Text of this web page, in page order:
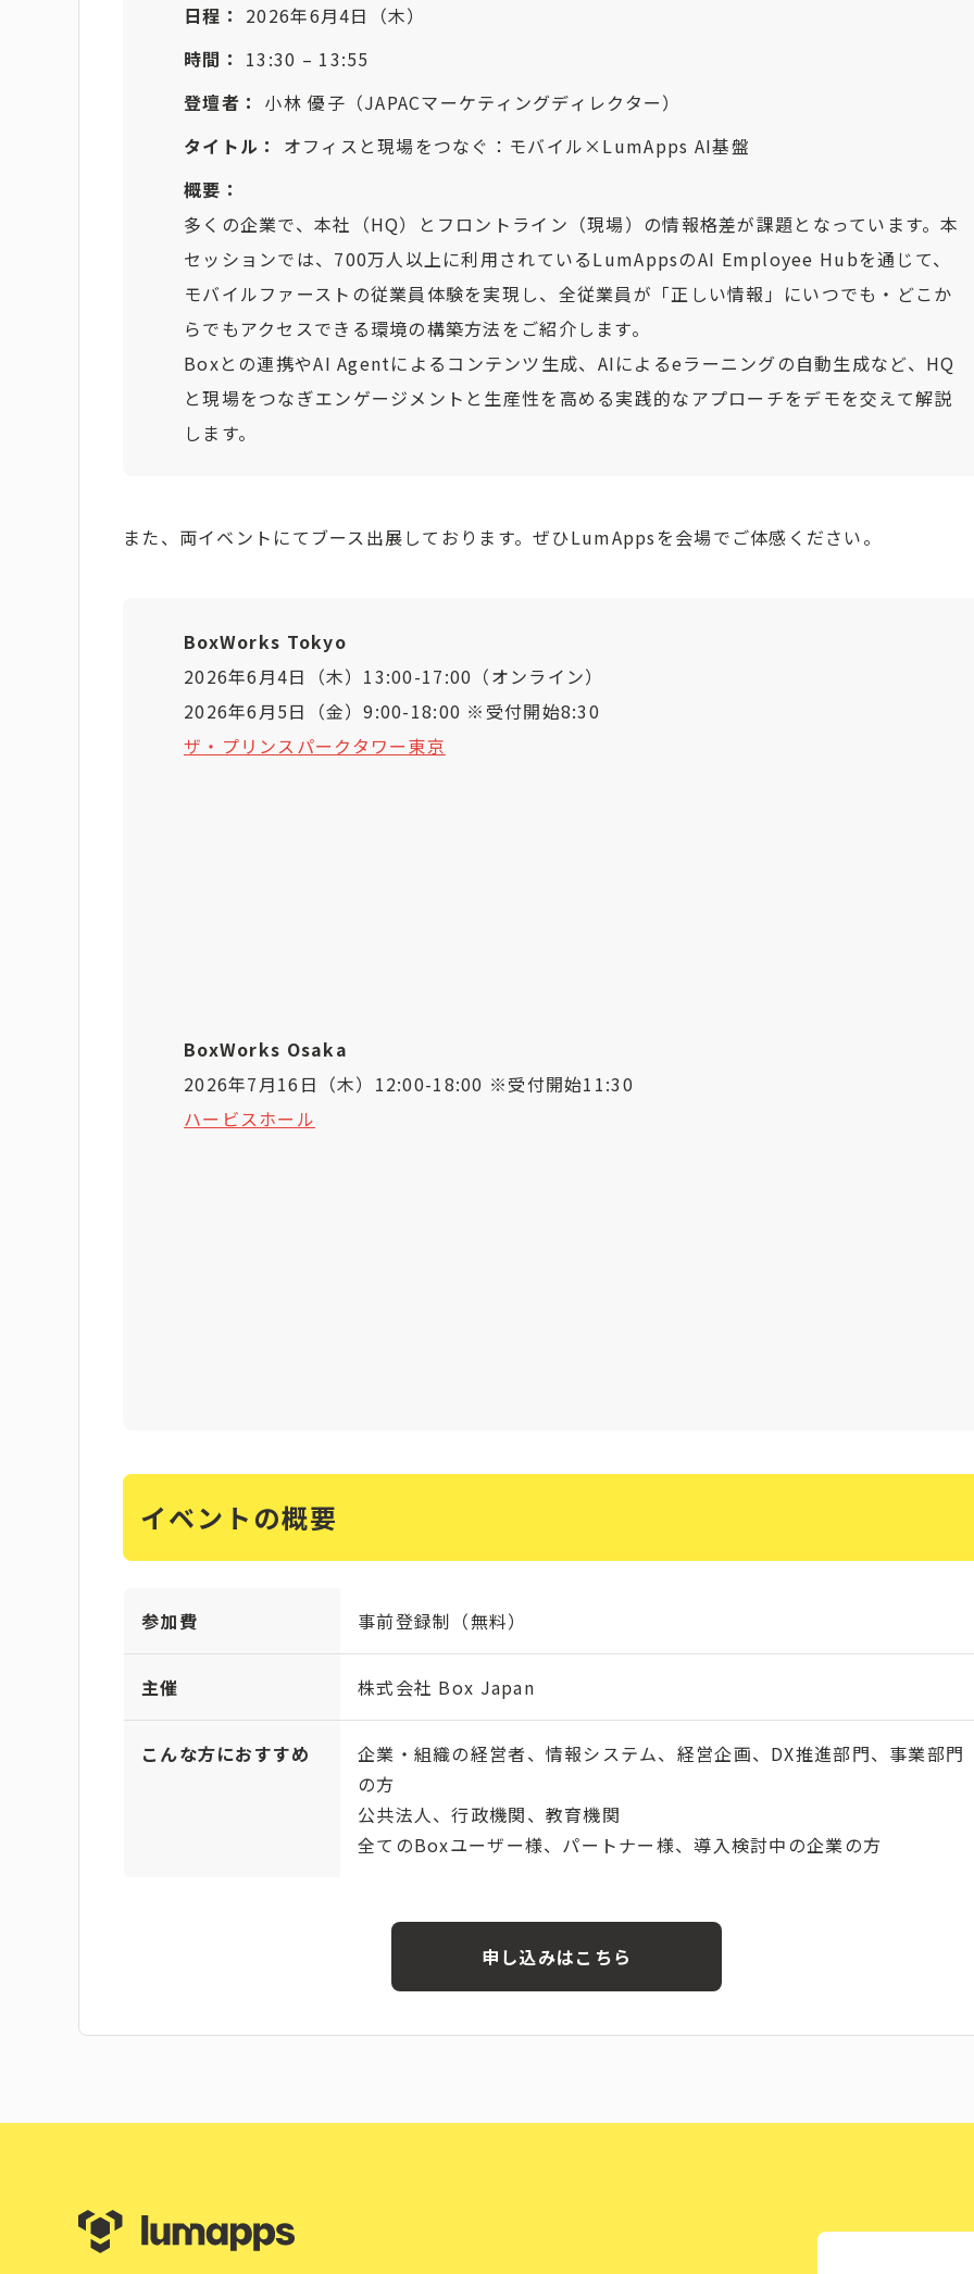
日程： 2026年6月4日（木）
時間： 13:30 – 13:55
登壇者： 小林 優子（JAPACマーケティングディレクター）
タイトル：
オフィスと現場をつなぐ：モバイル×LumApps AI基盤
概要：
多くの企業で、本社（HQ）とフロントライン（現場）の情報格差が課題となっています。本
セッションでは、700万人以上に利用されているLumAppsのAI Employee Hubを通じて、
モバイルファーストの従業員体験を実現し、全従業員が「正しい情報」にいつでも・どこか
らでもアクセスできる環境の構築方法をご紹介します。
Boxとの連携やAI Agentによるコンテンツ生成、AIによるeラーニングの自動生成など、HQ
と現場をつなぎエンゲージメントと生産性を高める実践的なアプローチをデモを交えて解説
します。
また、両イベントにてブース出展しております。ぜひLumAppsを会場でご体感ください。
BoxWorks Tokyo
2026年6月4日（木）13:00-17:00（オンライン）
2026年6月5日（金）9:00-18:00 ※受付開始8:30
ザ・プリンスパークタワー東京
BoxWorks Osaka
2026年7月16日（木）12:00-18:00 ※受付開始11:30
ハービスホール
イベントの概要
参加費 事前登録制（無料）
主催 株式会社 Box Japan
こんな方におすすめ
企業・組織の経営者、情報システム、経営企画、DX推進部門、事業部門
の方
公共法人、行政機関、教育機関
全てのBoxユーザー様、パートナー様、導入検討中の企業の方
申し込みはこちら